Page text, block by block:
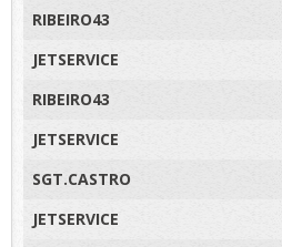
RIBEIRO43
JETSERVICE
RIBEIRO43
JETSERVICE
SGT.CASTRO
JETSERVICE